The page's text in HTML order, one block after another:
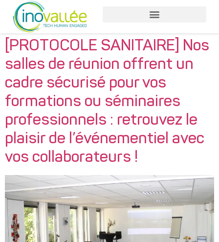
[PROTOCOLE SANITAIRE] Nos
salles de réunion offrent un
cadre sécurisé pour vos
formations ou séminaires
professionnels : retrouvez le
plaisir de l’événementiel avec
vos collaborateurs !